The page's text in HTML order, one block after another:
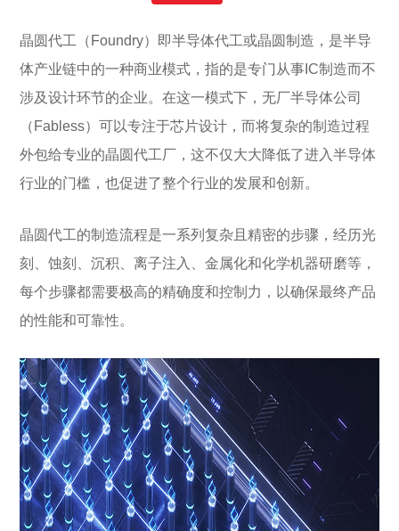
晶圆代工（Foundry）即半导体代工或晶圆制造，是半导
体产业链中的一种商业模式，指的是专门从事IC制造而不
涉及设计环节的企业。在这一模式下，无厂半导体公司
（Fabless）可以专注于芯片设计，而将复杂的制造过程
外包给专业的晶圆代工厂，这不仅大大降低了进入半导体
行业的门槛，也促进了整个行业的发展和创新。
晶圆代工的制造流程是一系列复杂且精密的步骤，经历光
刻、蚀刻、沉积、离子注入、金属化和化学机器研磨等，
每个步骤都需要极高的精确度和控制力，以确保最终产品
的性能和可靠性。